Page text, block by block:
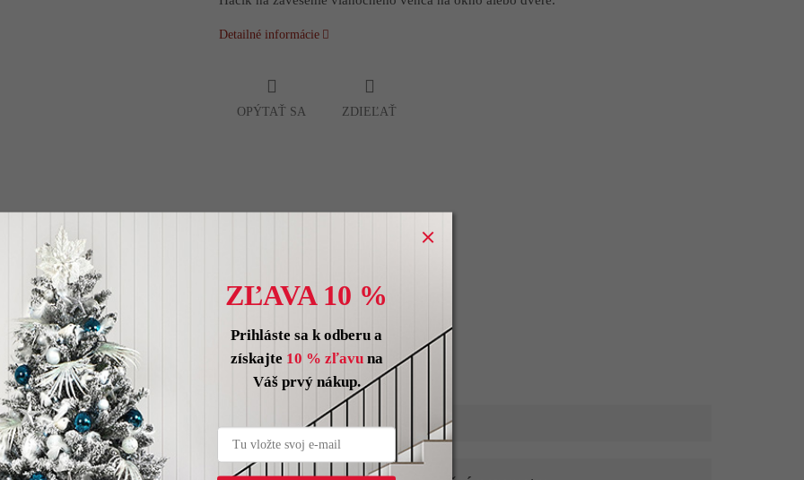
Detailné informácie
OPÝTAŤ SA ZDIEĽAŤ
Ostatné informácie
ZĽAVA 10 %
Prihláste sa k odberu a
získajte 10 % zľavuna
Váš prvý nákup.